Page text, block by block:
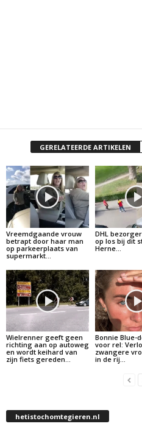
GERELATEERDE ARTIKELEN
Vreemdgaande vrouw
betrapt door haar man
op parkeerplaats van
supermarkt…
DHL
op los bij dit
Herne…
Wielrenner geeft geen
richting aan op autoweg
en wordt keihard van
zijn fiets gereden…
Bonnie Blue-
voor rel:
zwangere
in de rij…
hetistochomtegieren.nl